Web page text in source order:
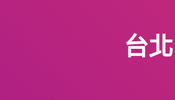
台